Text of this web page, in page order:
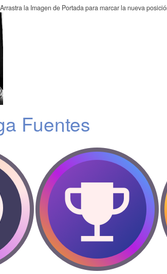
Arrastra la Imagen de Portada para marcar la nueva
Fuentes